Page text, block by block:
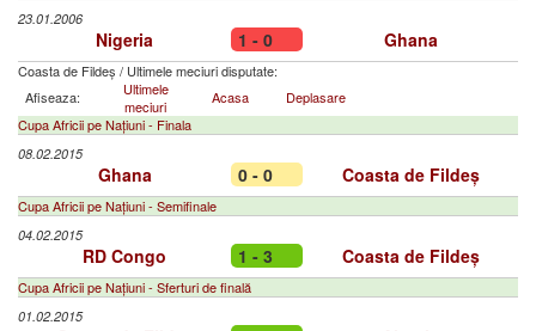
23.01.2006
Nigeria 1 - 0 Ghana
Coasta de Fildeș / Ultimele meciuri disputate:
Afiseaza:
Ultimele
meciuri
Acasa
Deplasare
Cupa Africii pe Națiuni - Finala
08.02.2015
Ghana 0 - 0 Coasta de Fildeș
Cupa Africii pe Națiuni - Semifinale
04.02.2015
RD Congo 1 - 3 Coasta de Fildeș
Cupa Africii pe Națiuni - Sferturi de finală
01.02.2015